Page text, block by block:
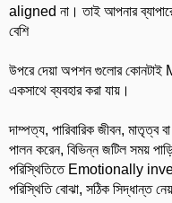
aligned না। তাই আপনার
বেশি
উপরে দেয়া অপশন গুলোর
একসাথে ব্যবহার করা যায়।
দাম্পত্য, পারিবারিক জীবন,
পালন করেন, বিভিন্ন জটিল সময়
পরিস্থিতিতে Emotionally
পরিস্থিতি বোঝা, সঠিক সিদ্ধান্ত